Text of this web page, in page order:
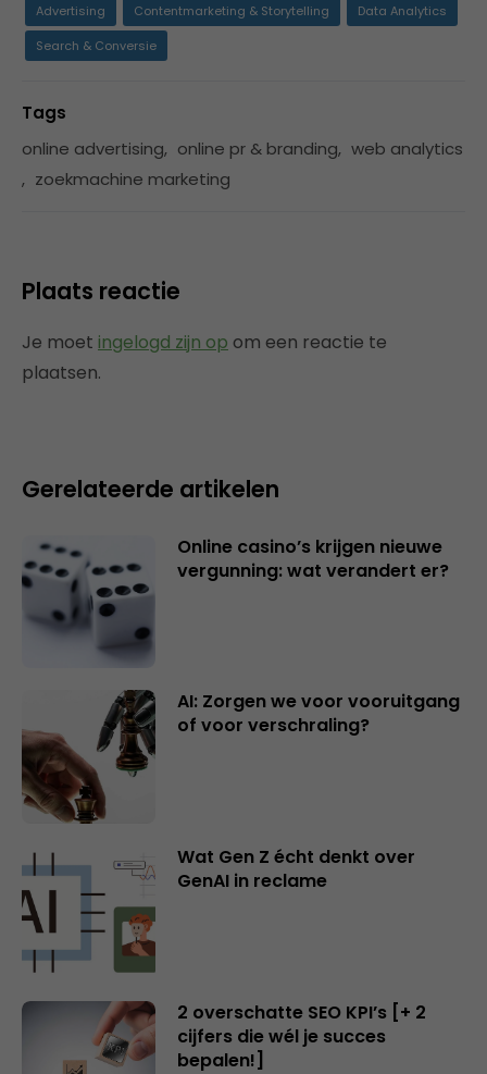
Advertising Contentmarketing & Storytelling
Data Analytics
Search & Conversie
Tags
online advertising, online pr & branding, web analytics
, zoekmachine marketing
Plaats reactie
Je moet ingelogd zijn op om een reactie te
plaatsen.
Gerelateerde artikelen
Online casino’s krijgen nieuwe
vergunning: wat verandert er?
AI: Zorgen we voor vooruitgang
of voor verschraling?
Wat Gen Z écht denkt over
GenAI in reclame
2 overschatte SEO KPI’s [+ 2
cijfers die wél je succes
bepalen!]